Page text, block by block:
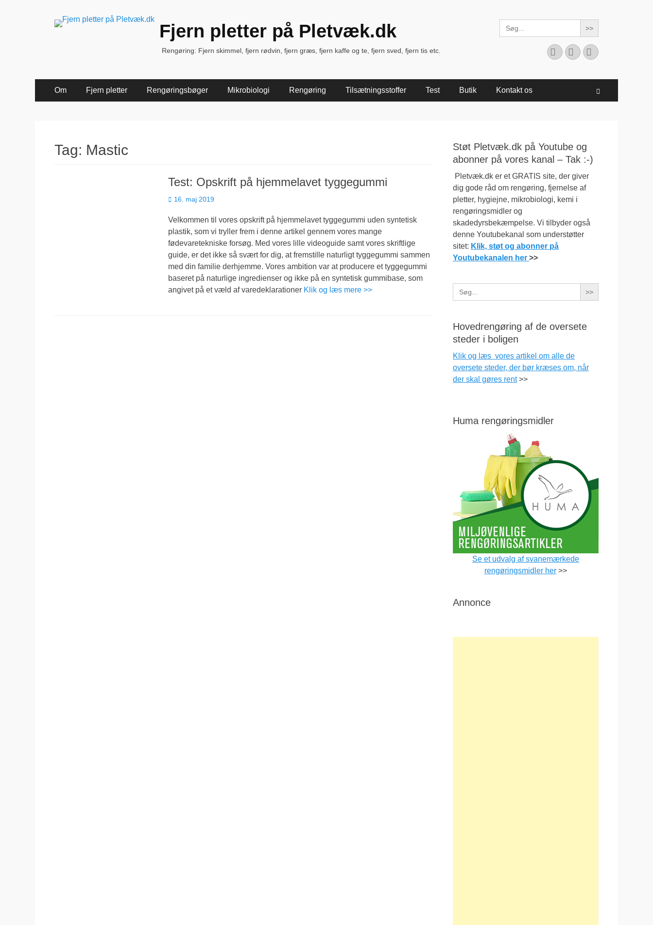
Fjern pletter på Pletvæk.dk
Rengøring: Fjern skimmel, fjern rødvin, fjern græs, fjern kaffe og te, fjern sved, fjern tis etc.
Search
for:
Facebook
YouTubeInstagram
Primær
Menu
Om Fjern pletter Rengøringsbøger Mikrobiologi Rengøring Tilsætningsstoffer Test Butik Kontakt os
Tag: Mastic
Test: Opskrift på hjemmelavet tyggegummi
Udgivet
16. maj 2019
Velkommen til vores opskrift på hjemmelavet tyggegummi uden syntetisk
plastik, som vi tryller frem i denne artikel gennem vores mange
fødevaretekniske forsøg. Med vores lille videoguide samt vores skriftlige
guide, er det ikke så svært for dig, at fremstille naturligt tyggegummi sammen
med din familie derhjemme. Vores ambition var at producere et tyggegummi
baseret på naturlige ingredienser og ikke på en syntetisk gummibase, som
angivet på et væld af varedeklarationer Klik og læs mere >>
Støt Pletvæk.dk på Youtube og
abonner på vores kanal – Tak :-)
Pletvæk.dk er et GRATIS site, der giver
dig gode råd om rengøring, fjernelse af
pletter, hygiejne, mikrobiologi, kemi i
rengøringsmidler og
skadedyrsbekæmpelse. Vi tilbyder også
denne Youtubekanal som understøtter
sitet: Klik, støt og abonner på
Youtubekanalen her >>
Search
for:
Hovedrengøring af de oversete
steder i boligen
Klik og læs vores artikel om alle de
oversete steder, der bør kræses om, når
der skal gøres rent>>
Huma rengøringsmidler
Se et udvalg af svanemærkede
rengøringsmidler her >>
Annonce